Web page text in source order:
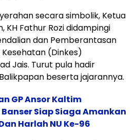
secara simbolik, Ketua
KH Fathur Rozi didampingi
dan Pemberantasan
(Dinkes)
Jais. Turut pula hadir
beserta jajarannya.
GP Ansor Kaltim
Siap Siaga Amankan
Harlah NU Ke-96